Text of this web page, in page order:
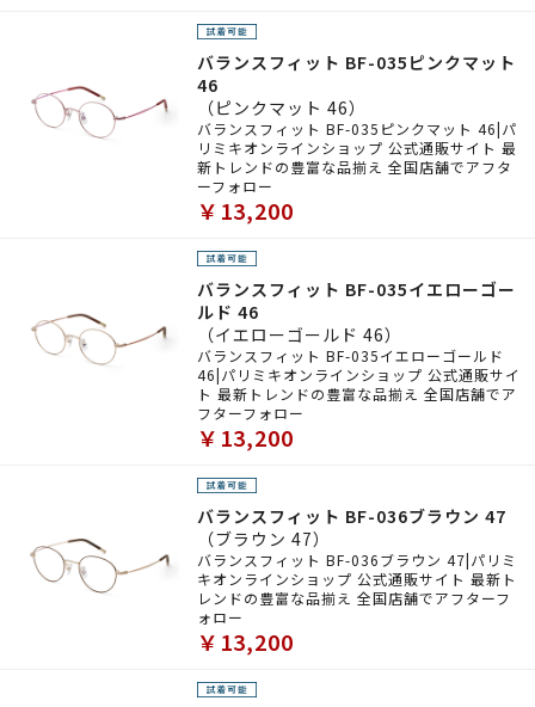
バランスフィット BF-035ピンクマット
46
（ピンクマット 46）
バランスフィット BF-035ピンクマット 46|パ
リミキオンラインショップ 公式通販サイト 最
新トレンドの豊富な品揃え 全国店舗でアフタ
ーフォロー
￥13,200
バランスフィット BF-035イエローゴー
ルド 46
（イエローゴールド 46）
バランスフィット BF-035イエローゴールド
46|パリミキオンラインショップ 公式通販サイ
ト 最新トレンドの豊富な品揃え 全国店舗でア
フターフォロー
￥13,200
バランスフィット BF-036ブラウン 47
（ブラウン 47）
バランスフィット BF-036ブラウン 47|パリミ
キオンラインショップ 公式通販サイト 最新ト
レンドの豊富な品揃え 全国店舗でアフターフ
ォロー
￥13,200